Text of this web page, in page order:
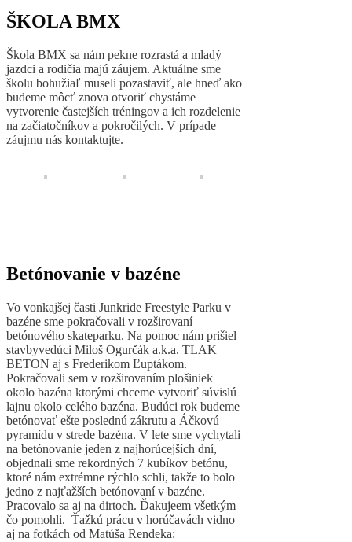
ŠKOLA BMX
Škola BMX sa nám pekne rozrastá a mladý
jazdci a rodičia majú záujem. Aktuálne sme
školu bohužiaľ museli pozastaviť, ale hneď ako
budeme môcť znova otvoriť chystáme
vytvorenie častejších tréningov a ich rozdelenie
na začiatočníkov a pokročilých. V prípade
záujmu nás kontaktujte.
Betónovanie v bazéne
Vo vonkajšej časti Junkride Freestyle Parku v
bazéne sme pokračovali v rozširovaní
betónového skateparku. Na pomoc nám prišiel
stavbyvedúci Miloš Ogurčák a.k.a. TLAK
BETON aj s Frederikom Ľuptákom.
Pokračovali sem v rozširovaním plošiniek
okolo bazéna ktorými chceme vytvoriť súvislú
lajnu okolo celého bazéna. Budúci rok budeme
betónovať ešte poslednú zákrutu a Áčkovú
pyramídu v strede bazéna. V lete sme vychytali
na betónovanie jeden z najhorúcejších dní,
objednali sme rekordných 7 kubíkov betónu,
ktoré nám extrémne rýchlo schli, takže to bolo
jedno z najťažších betónovaní v bazéne.
Pracovalo sa aj na dirtoch. Ďakujeem všetkým
čo pomohli. Ťažkú prácu v horúčavách vidno
aj na fotkách od Matúša Rendeka: